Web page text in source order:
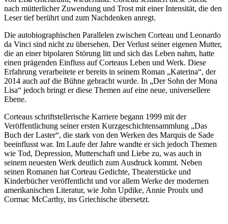
nach mütterlicher Zuwendung und Trost mit einer Intensität, die den
Leser tief berührt und zum Nachdenken anregt.
Die autobiographischen Parallelen zwischen Corteau und Leonardo
da Vinci sind nicht zu übersehen. Der Verlust seiner eigenen Mutter,
die an einer bipolaren Störung litt und sich das Leben nahm, hatte
einen prägenden Einfluss auf Corteaus Leben und Werk. Diese
Erfahrung verarbeitete er bereits in seinem Roman „Katerina“, der
2014 auch auf die Bühne gebracht wurde. In „Der Sohn der Mona
Lisa“ jedoch bringt er diese Themen auf eine neue, universellere
Ebene.
Corteaus schriftstellerische Karriere begann 1999 mit der
Veröffentlichung seiner ersten Kurzgeschichtensammlung „Das
Buch der Laster“, die stark von den Werken des Marquis de Sade
beeinflusst war. Im Laufe der Jahre wandte er sich jedoch Themen
wie Tod, Depression, Mutterschaft und Liebe zu, was auch in
seinem neuesten Werk deutlich zum Ausdruck kommt. Neben
seinen Romanen hat Corteau Gedichte, Theaterstücke und
Kinderbücher veröffentlicht und vor allem Werke der modernen
amerikanischen Literatur, wie John Updike, Annie Proulx und
Cormac McCarthy, ins Griechische übersetzt.